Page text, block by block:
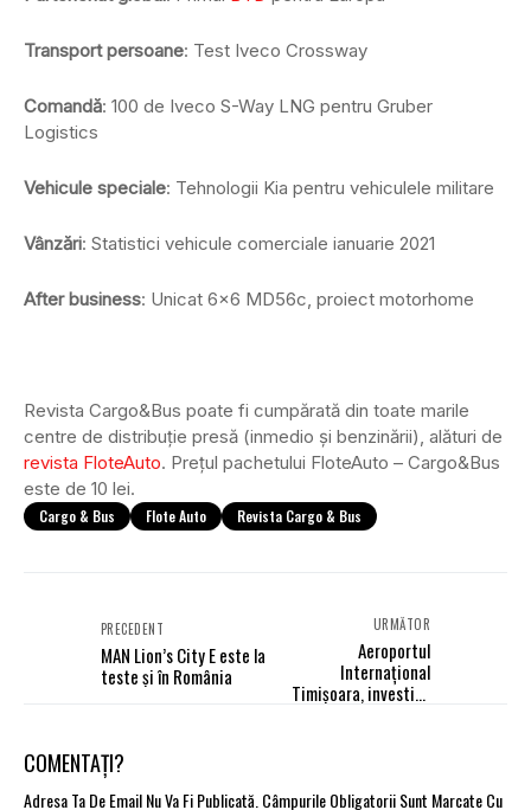
Transport persoane: Test Iveco Crossway
Comandă: 100 de Iveco S-Way LNG pentru Gruber
Logistics
Vehicule speciale: Tehnologii Kia pentru vehiculele militare
Vânzări: Statistici vehicule comerciale ianuarie 2021
After business: Unicat 6×6 MD56c, proiect motorhome
Revista Cargo&Bus poate fi cumpărată din toate marile
centre de distribuție presă (inmedio și benzinării), alături de
revista FloteAuto. Prețul pachetului FloteAuto – Cargo&Bus
este de 10 lei.
Cargo & Bus Flote Auto Revista Cargo & Bus
PRECEDENT
MAN Lion’s City E este la
teste și în România
URMĂTOR
Aeroportul
Internațional
Timișoara, investiții
COMENTAȚI?
Adresa Ta De Email Nu Va Fi Publicată. Câmpurile Obligatorii Sunt Marcate Cu